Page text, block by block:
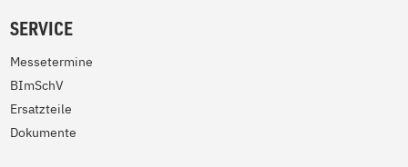
SERVICE
Messetermine
BImSchV
Ersatzteile
Dokumente